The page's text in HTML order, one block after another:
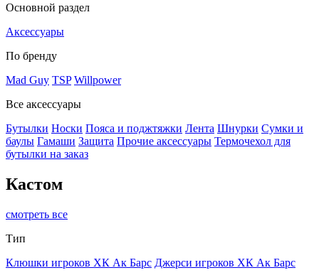
Основной раздел
Аксессуары
По бренду
Mad Guy TSP Willpower
Все аксессуары
Бутылки Носки Пояса и поджтяжки Лента Шнурки Сумки и
баулы Гамаши Защита Прочие аксессуары Термочехол для
бутылки на заказ
Кастом
смотреть все
Тип
Клюшки игроков ХК Ак Барс Джерси игроков ХК Ак Барс